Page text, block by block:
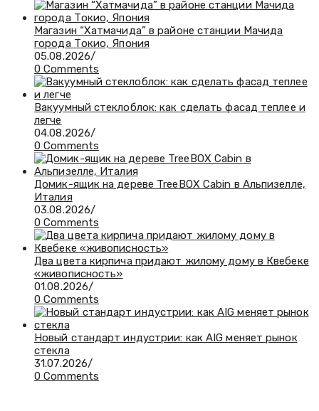
Магазин “Хатмачида” в районе станции Мачида
города Токио, Япония
05.08.2026/
0 Comments
Вакуумный стеклоблок: как сделать фасад теплее и
легче
04.08.2026/
0 Comments
Домик-ящик на дереве TreeBOX Cabin в Альпизелле,
Италия
03.08.2026/
0 Comments
Два цвета кирпича придают жилому дому в Квебеке
«живописность»
01.08.2026/
0 Comments
Новый стандарт индустрии: как AIG меняет рынок
стекла
31.07.2026/
0 Comments